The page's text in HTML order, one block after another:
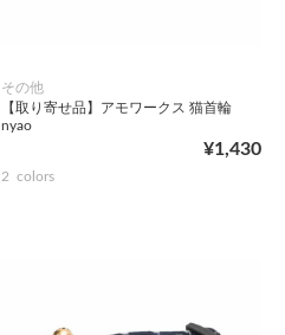
その他
【取り寄せ品】アモワークス 猫首輪
nyao
¥1,430
2 colors